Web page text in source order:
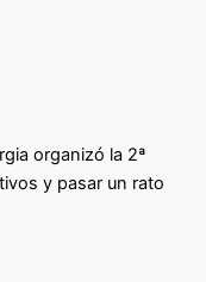
organizó la 2ª
y pasar un rato